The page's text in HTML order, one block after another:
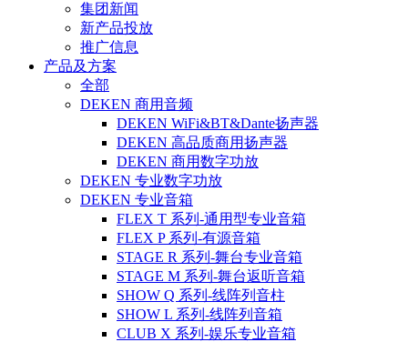
集团新闻
新产品投放
推广信息
产品及方案
全部
DEKEN 商用音频
DEKEN WiFi&BT&Dante扬声器
DEKEN 高品质商用扬声器
DEKEN 商用数字功放
DEKEN 专业数字功放
DEKEN 专业音箱
FLEX T 系列-通用型专业音箱
FLEX P 系列-有源音箱
STAGE R 系列-舞台专业音箱
STAGE M 系列-舞台返听音箱
SHOW Q 系列-线阵列音柱
SHOW L 系列-线阵列音箱
CLUB X 系列-娱乐专业音箱